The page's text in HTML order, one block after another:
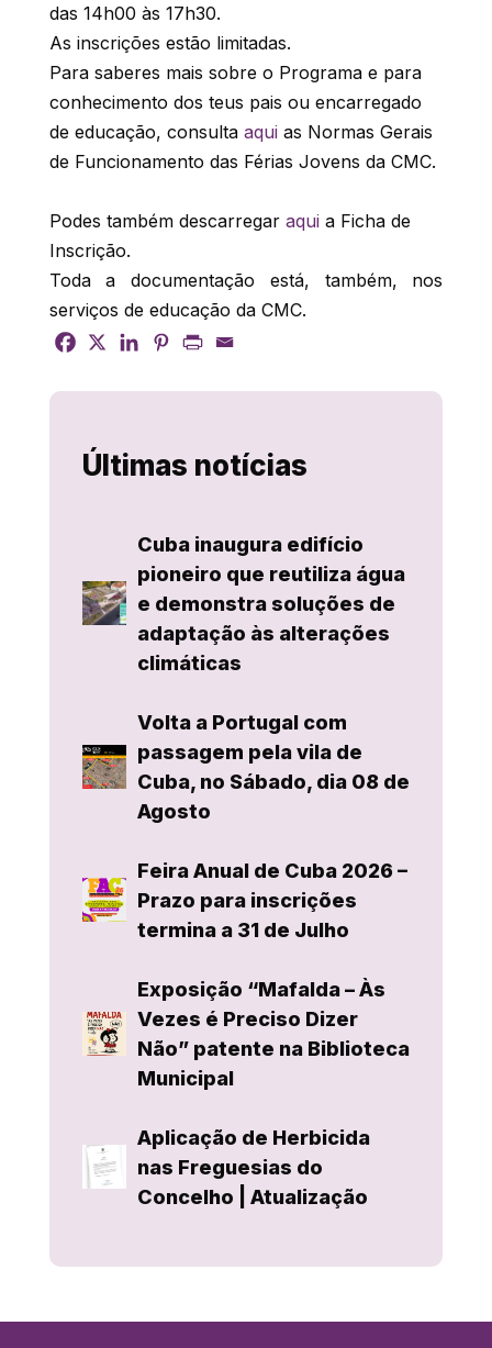
das 14h00 às 17h30.
As inscrições estão limitadas.
Para saberes mais sobre o Programa e para
conhecimento dos teus pais ou encarregado
de educação, consulta aquias Normas Gerais
de Funcionamento das Férias Jovens da CMC.
Podes também descarregar aquia Ficha de
Inscrição.
Toda a documentação está, também, nos
serviços de educação da CMC.
Últimas notícias
Cuba inaugura edifício
pioneiro que reutiliza água
e demonstra soluções de
adaptação às alterações
climáticas
Volta a Portugal com
passagem pela vila de
Cuba, no Sábado, dia 08 de
Agosto
Feira Anual de Cuba 2026 –
Prazo para inscrições
termina a 31 de Julho
Exposição “Mafalda – Às
Vezes é Preciso Dizer
Não” patente na Biblioteca
Municipal
Aplicação de Herbicida
nas Freguesias do
Concelho | Atualização